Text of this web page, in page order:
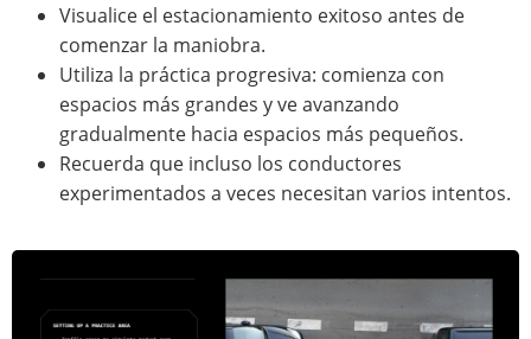
Visualice el estacionamiento exitoso antes de
comenzar la maniobra.
Utiliza la práctica progresiva: comienza con
espacios más grandes y ve avanzando
gradualmente hacia espacios más pequeños.
Recuerda que incluso los conductores
experimentados a veces necesitan varios intentos.